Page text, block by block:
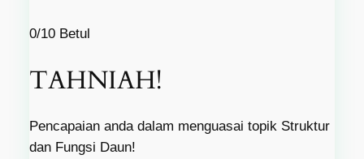
0/10 Betul
TAHNIAH!
Pencapaian anda dalam menguasai topik Struktur
dan Fungsi Daun!